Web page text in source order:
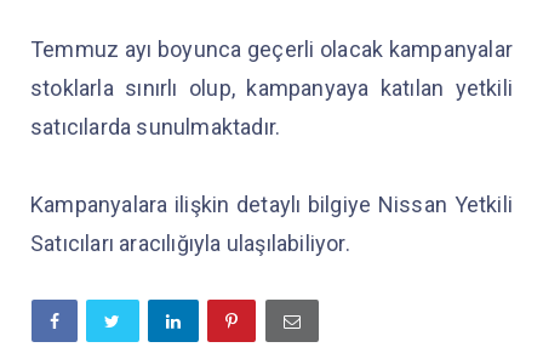
Temmuz ayı boyunca geçerli olacak kampanyalar
stoklarla sınırlı olup, kampanyaya katılan yetkili
satıcılarda sunulmaktadır.
Kampanyalara ilişkin detaylı bilgiye Nissan Yetkili
Satıcıları aracılığıyla ulaşılabiliyor.